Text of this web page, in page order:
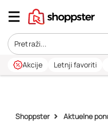
Akcije Letnji favoriti
Shoppster Aktuelne